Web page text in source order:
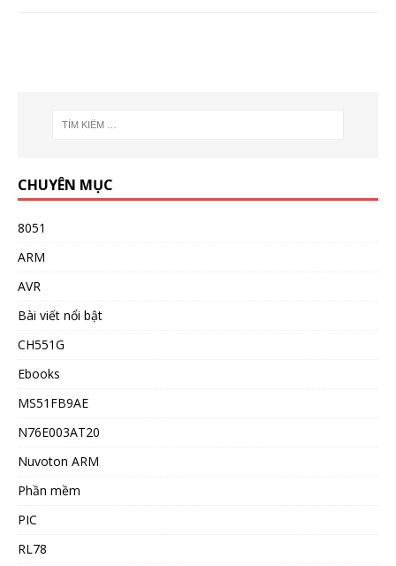
CHUYÊN MỤC
8051
ARM
AVR
Bài viết nổi bật
CH551G
Ebooks
MS51FB9AE
N76E003AT20
Nuvoton ARM
Phần mềm
PIC
RL78